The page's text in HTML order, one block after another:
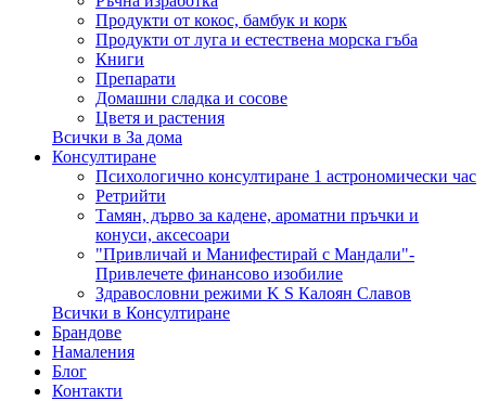
Продукти от кокос, бамбук и корк
Продукти от луга и естествена морска гъба
Книги
Препарати
Домашни сладка и сосове
Цветя и растения
Всички в За дома
Консултиране
Психологично консултиране 1 астрономически час
Ретрийти
Тамян, дърво за кадене, ароматни пръчки и
конуси, аксесоари
"Привличай и Манифестирай с Мандали"-
Привлечете финансово изобилие
Здравословни режими K S Калоян Славов
Всички в Консултиране
Брандове
Намаления
Блог
Контакти